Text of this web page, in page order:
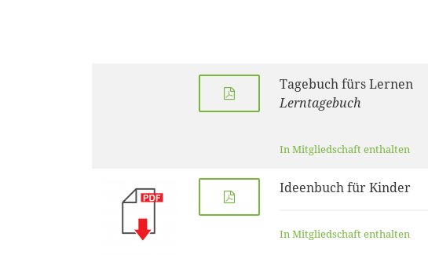
Tagebuch fürs Lernen
Lerntagebuch
In Mitgliedschaft enthalten
Ideenbuch für Kinder
In Mitgliedschaft enthalten